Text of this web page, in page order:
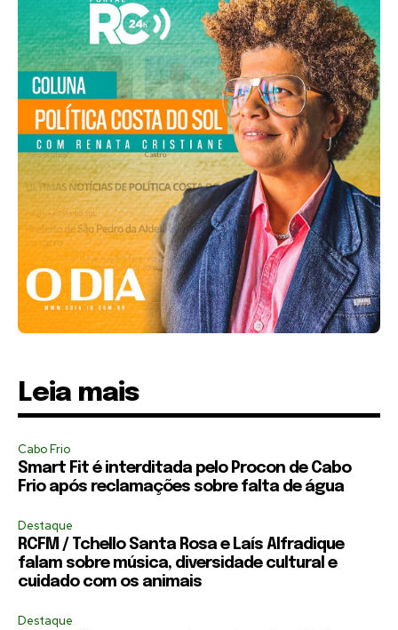
Leia mais
Cabo Frio
Smart Fit é interditada pelo Procon de Cabo
Frio após reclamações sobre falta de água
Destaque
RCFM / Tchello Santa Rosa e Laís Alfradique
falam sobre música, diversidade cultural e
cuidado com os animais
Destaque